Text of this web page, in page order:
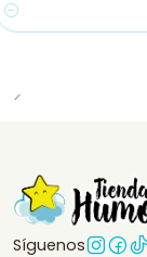
Síguenos